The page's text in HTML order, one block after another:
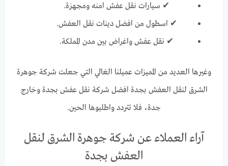
✔ سيارات نقل عفش امنه ومجهزة.
✔ اسطول من افضل دينات نقل العفش.
✔ نقل عفش واغراض بين مدن المملكة.
وغيرها العديد من المميزات عميلنا الغالي التي جعلت شركة جوهرة
الشرق لنقل العفش بجدة افضل شركة نقل عفش بجدة وخارج
جدة، فلا تتردد واطلبوها الحين.
آراء العملاء عن شركة جوهرة الشرق لنقل
العفش بجدة